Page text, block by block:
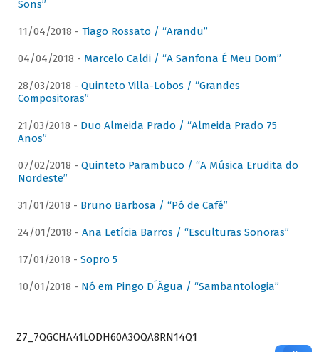
Sons”
11/04/2018 - Tiago Rossato / “Arandu”
04/04/2018 - Marcelo Caldi / “A Sanfona É Meu Dom”
28/03/2018 - Quinteto Villa-Lobos / “Grandes
Compositoras”
21/03/2018 - Duo Almeida Prado / “Almeida Prado 75
Anos”
07/02/2018 - Quinteto Parambuco / “A Música Erudita do
Nordeste”
31/01/2018 - Bruno Barbosa / “Pó de Café”
24/01/2018 - Ana Letícia Barros / “Esculturas Sonoras”
17/01/2018 - Sopro 5
10/01/2018 - Nó em Pingo D´Água / “Sambantologia”
Z7_7QGCHA41LODH60A3OQA8RN14Q1